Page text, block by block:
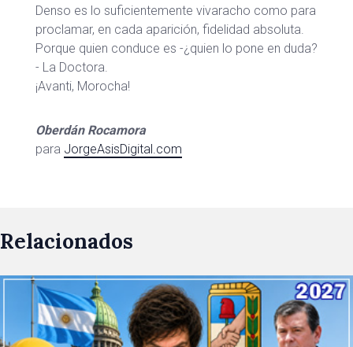
Denso es lo suficientemente vivaracho como para
proclamar, en cada aparición, fidelidad absoluta.
Porque quien conduce es -¿quien lo pone en duda?
- La Doctora.
¡Avanti, Morocha!
Oberdán Rocamora
para JorgeAsisDigital.com
Relacionados